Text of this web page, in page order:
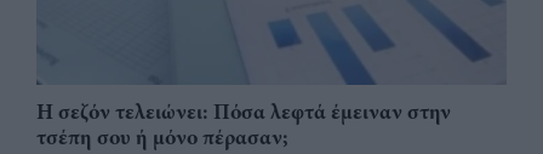
Η σεζόν τελειώνει: Πόσα λεφτά έμειναν στην
τσέπη σου ή μόνο πέρασαν;